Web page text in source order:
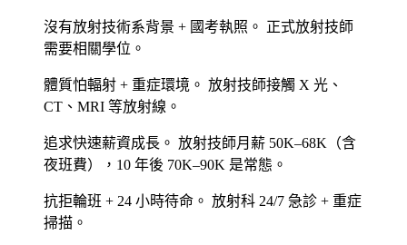
沒有放射技術系背景 + 國考執照。 正式放射技師
需要相關學位。
體質怕輻射 + 重症環境。 放射技師接觸 X 光、
CT、MRI 等放射線。
追求快速薪資成長。 放射技師月薪 50K–68K（含
夜班費），10 年後 70K–90K 是常態。
抗拒輪班 + 24 小時待命。 放射科 24/7 急診 + 重症
掃描。